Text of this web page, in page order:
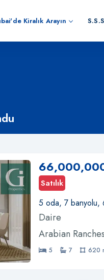
Kiralık Arayın
Satılık
5 oda, 7 banyolu,
Daire
Arabian
5 7 620